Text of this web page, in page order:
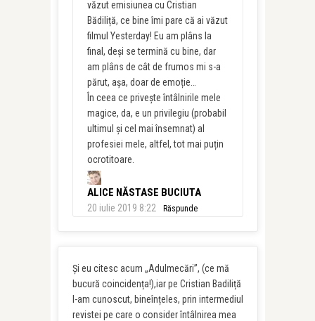
văzut emisiunea cu Cristian
Bădiliță, ce bine îmi pare că ai văzut
filmul Yesterday! Eu am plâns la
final, deși se termină cu bine, dar
am plâns de cât de frumos mi s-a
părut, așa, doar de emoție…
În ceea ce privește întâlnirile mele
magice, da, e un privilegiu (probabil
ultimul și cel mai însemnat) al
profesiei mele, altfel, tot mai puțin
ocrotitoare.
ALICE NĂSTASE BUCIUTA
20 iulie 2019 8:22 Răspunde
Și eu citesc acum „Adulmecări”, (ce mă
bucură coincidența!),iar pe Cristian Badiliță
l-am cunoscut, bineînțeles, prin intermediul
revistei pe care o consider întâlnirea mea